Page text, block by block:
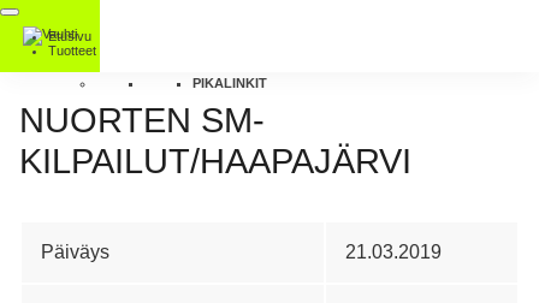
Etusivu
Tuotteet
PIKALINKIT
NUORTEN SM-
KILPAILUT/HAAPAJÄRVI
Päiväys 21.03.2019